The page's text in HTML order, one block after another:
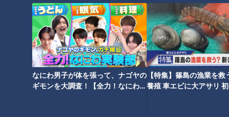
なにわ男子が体を張って、ナゴヤの
ギモンを大調査！【全力！なにわ実
【特集】篠島の漁業を救
養殖 車エビに大アサリ
地名しりとり相手の地元は、沖
縄とニュージーランド！？作戦
失敗で大移動続きに！次の目的
地はまさかの東北地方
一宮の豪華すぎるモーニングに
驚き！地名しりとりで番組視聴
者に遭遇！三重県ゴールの大チ
ャンスはものにできるのか！？